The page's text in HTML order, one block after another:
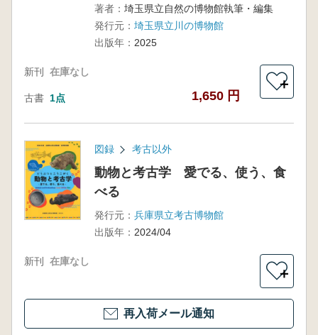
著者： 埼玉県立自然の博物館執筆・編集
発行元： 埼玉県立川の博物館
出版年： 2025
新刊 在庫なし
古書 1点 1,650 円
＋
図録 考古以外
動物と考古学 愛でる、使う、食
べる
発行元： 兵庫県立考古博物館
出版年： 2024/04
新刊 在庫なし
＋
再入荷メール通知